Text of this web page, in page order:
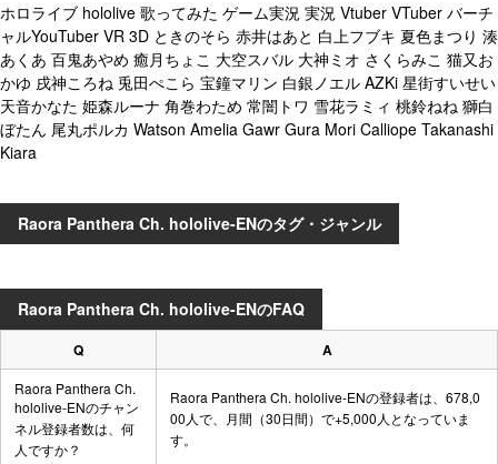
ホロライブ hololive 歌ってみた ゲーム実況 実況 Vtuber VTuber バーチ
ャルYouTuber VR 3D ときのそら 赤井はあと 白上フブキ 夏色まつり 湊
あくあ 百鬼あやめ 癒月ちょこ 大空スバル 大神ミオ さくらみこ 猫又お
かゆ 戌神ころね 兎田ぺこら 宝鐘マリン 白銀ノエル AZKi 星街すいせい
天音かなた 姫森ルーナ 角巻わため 常闇トワ 雪花ラミィ 桃鈴ねね 獅白
ぼたん 尾丸ポルカ Watson Amelia Gawr Gura Mori Calliope Takanashi
Kiara
Raora Panthera Ch. hololive-ENのタグ・ジャンル
Raora Panthera Ch. hololive-ENのFAQ
Q A
Raora Panthera Ch.
hololive-ENのチャン
ネル登録者数は、何
人ですか？
Raora Panthera Ch. hololive-ENの登録者は、678,0
00人で、月間（30日間）で+5,000人となっていま
す。